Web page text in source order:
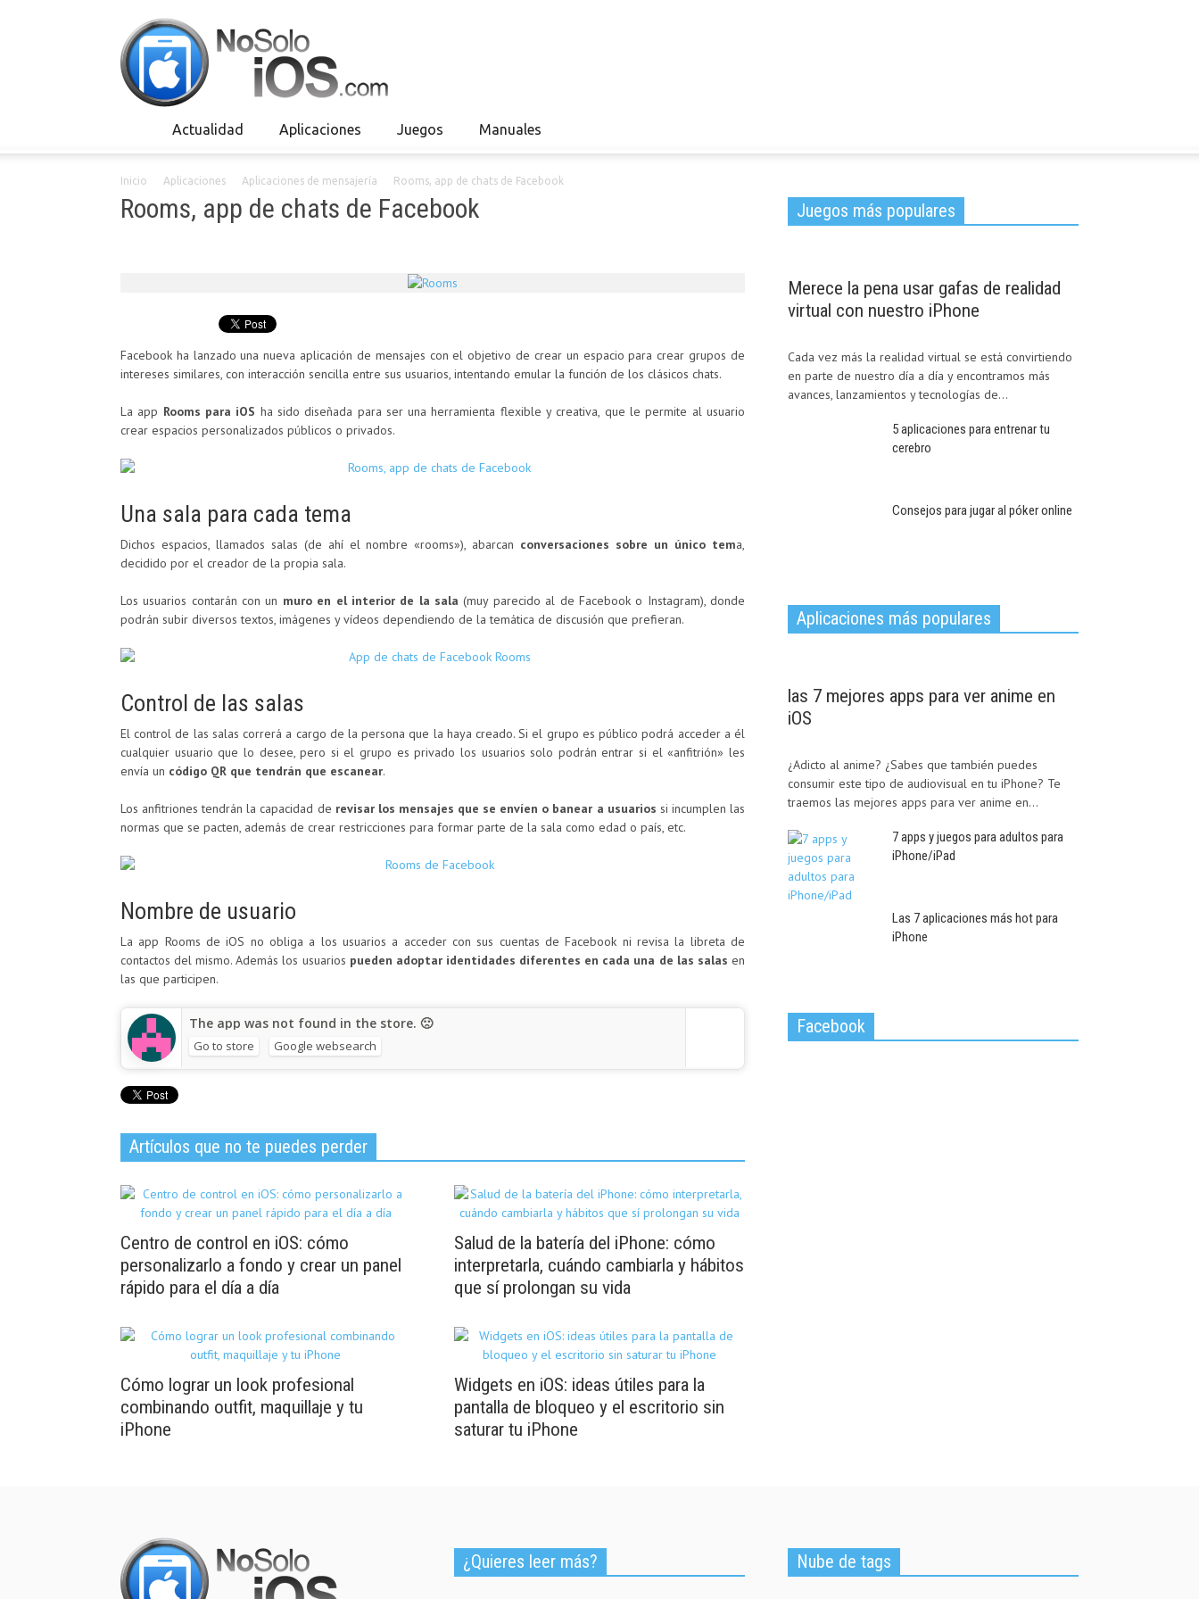
Actualidad Aplicaciones Juegos Manuales
Inicio Aplicaciones Aplicaciones de mensajería Rooms, app de chats de Facebook
Rooms, app de chats de Facebook
Facebook ha lanzado una nueva aplicación de mensajes con el objetivo de crear un espacio para crear grupos de
intereses similares, con interacción sencilla entre sus usuarios, intentando emular la función de los clásicos chats.
La app Rooms para iOS ha sido diseñada para ser una herramienta flexible y creativa, que le permite al usuario
crear espacios personalizados públicos o privados.
Una sala para cada tema
Dichos espacios, llamados salas (de ahí el nombre «rooms»), abarcan conversaciones sobre un único tema,
decidido por el creador de la propia sala.
Los usuarios contarán con un muro en el interior de la sala (muy parecido al de Facebook o Instagram), donde
podrán subir diversos textos, imágenes y vídeos dependiendo de la temática de discusión que prefieran.
Control de las salas
El control de las salas correrá a cargo de la persona que la haya creado. Si el grupo es público podrá acceder a él
cualquier usuario que lo desee, pero si el grupo es privado los usuarios solo podrán entrar si el «anfitrión» les
envía un código QR que tendrán que escanear.
Los anfitriones tendrán la capacidad de revisar los mensajes que se envíen o banear a usuarios si incumplen las
normas que se pacten, además de crear restricciones para formar parte de la sala como edad o país, etc.
Nombre de usuario
La app Rooms de iOS no obliga a los usuarios a acceder con sus cuentas de Facebook ni revisa la libreta de
contactos del mismo. Además los usuarios pueden adoptar identidades diferentes en cada una de las salas en
las que participen.
The app was not found in the store. 🙁
Go to store Google websearch
Artículos que no te puedes perder
Centro de control en iOS: cómo
personalizarlo a fondo y crear un panel
rápido para el día a día
Salud de la batería del iPhone: cómo
interpretarla, cuándo cambiarla y hábitos
que sí prolongan su vida
Cómo lograr un look profesional
combinando outfit, maquillaje y tu
iPhone
Widgets en iOS: ideas útiles para la
pantalla de bloqueo y el escritorio sin
saturar tu iPhone
Juegos más populares
Merece la pena usar gafas de realidad
virtual con nuestro iPhone
Cada vez más la realidad virtual se está convirtiendo
en parte de nuestro día a día y encontramos más
avances, lanzamientos y tecnologías de...
5 aplicaciones para entrenar tu
cerebro
Consejos para jugar al póker online
Aplicaciones más populares
las 7 mejores apps para ver anime en
iOS
¿Adicto al anime? ¿Sabes que también puedes
consumir este tipo de audiovisual en tu iPhone? Te
traemos las mejores apps para ver anime en...
7 apps y juegos para adultos para
iPhone/iPad
Las 7 aplicaciones más hot para
iPhone
Facebook
¿Quieres leer más? Nube de tags